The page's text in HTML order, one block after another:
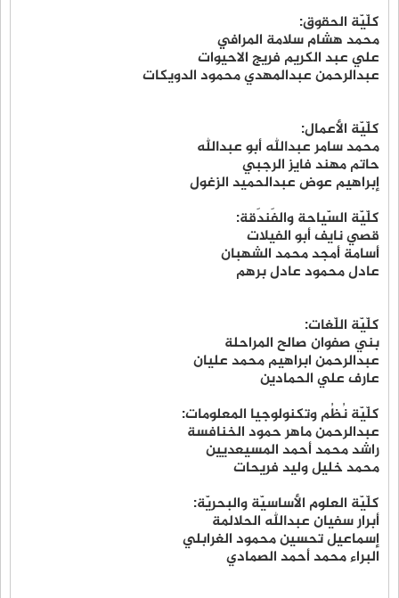
كلّيّة الحقوق:
محمد هشام سلامة المرافي
علي عبد الكريم فريج الاحيوات
عبدالرحمن عبدالمهدي محمود الدويكات
كلّيّة الأعمال:
محمد سامر عبدالله أبو عبدالله
حاتم مهند فايز الرجبي
إبراهيم عوض عبدالحميد الزغول
كلّيّة السّياحة والفَندَقة:
قصي نايف أبو الفيلات
أسامة أمجد محمد الشهبان
عادل محمود عادل برهم
كلّيّة اللّغات:
بني صفوان صالح المراحلة
عبدالرحمن ابراهيم محمد عليان
عارف علي الحمادين
كلّيّة نُظُم وتكنولوجيا المعلومات:
عبدالرحمن ماهر حمود الخنافسة
راشد محمد أحمد المسيعديين
محمد خليل وليد فريحات
كلّيّة العلوم الأساسيّة والبحريّة:
أبرار سفيان عبدالله الحلالمة
إسماعيل تحسين محمود الغرابلي
البراء محمد أحمد الصمادي